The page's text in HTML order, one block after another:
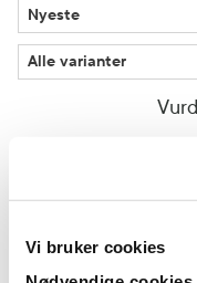
Vi bruker cookies
God dagkrem/